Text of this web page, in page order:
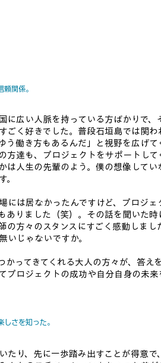
関係。
に広い人脈を持っている方ばかりで
ごく好きでした。普段石垣島では関
う働き方もあるんだ」と視野を広げ
方達も、プロジェクトをサポートし
は人生の先輩のよう。僕の想像して
。
には居なかったんですけど、プロジ
ありました（笑）。その話を聞いた
の方々のスタンスにすごく感動しま
いじゃないですか。
かってきてくれる大人の方々が、答
プロジェクトの成功や自分自身の未
さを知った。
たり、先に一歩踏み出すことが得意